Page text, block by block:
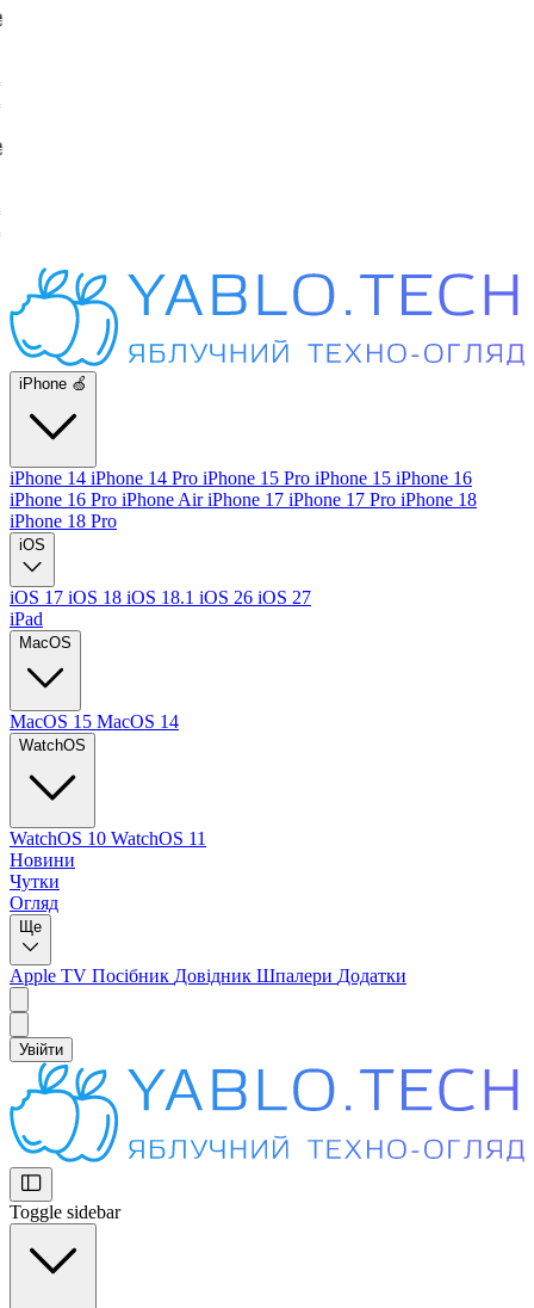
iPhone 🍏
iPhone 14 iPhone 14 Pro iPhone 15 Pro iPhone 15 iPhone 16
iPhone 16 Pro iPhone AiriPhone 17 iPhone 17 Pro iPhone 18
iPhone 18 Pro
iOS
iOS 17 iOS 18 iOS 18.1 iOS 26 iOS 27
iPad
MacOS
MacOS 15 MacOS 14
WatchOS
WatchOS 10 WatchOS 11
Новини
Чутки
Огляд
Ще
Apple TV Посібник Довідник Шпалери Додатки
Увійти
Toggle sidebar